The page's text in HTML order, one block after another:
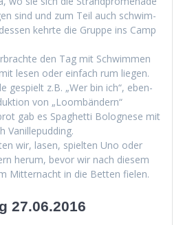
sind und zum Teil auch schwim­
kehrte die Gruppe ins Camp
den Tag mit Schwim­men
lesen oder ein­fach rum liegen.
gespielt z.B. „Wer bin ich“, eben­
von „Loom­bän­dern“
gab es Spaghet­ti Bolog­nese mit
Vanillepudding.
wir, lasen, spiel­ten Uno oder
herum, bevor wir nach diesem
Mit­ter­nacht in die Bet­ten fielen.
27.06.2016